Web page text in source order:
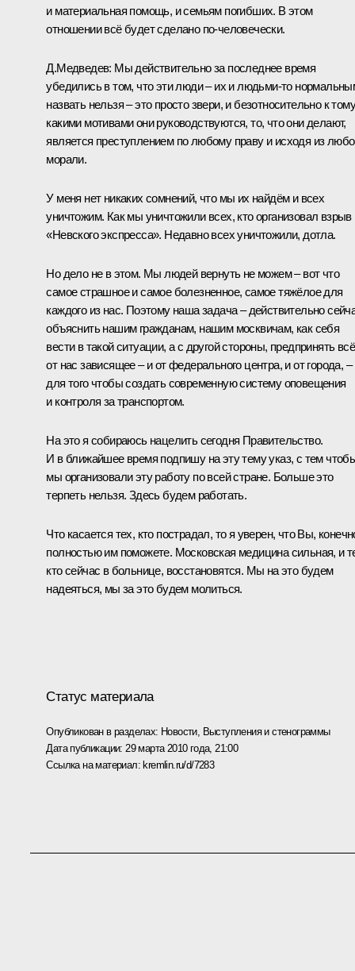
и материальная помощь, и семьям погибших. В этом
отношении всё будет сделано по‑человечески.
Д.Медведев: Мы действительно за последнее время
убедились в том, что эти люди – их и людьми‑то
назвать нельзя – это просто звери, и безотносительно к
какими мотивами они руководствуются, то, что они делают,
является преступлением по любому праву и исходя из
морали.
У меня нет никаких сомнений, что мы их найдём и всех
уничтожим. Как мы уничтожили всех, кто организовал взрыв
«Невского экспресса». Недавно всех уничтожили, дотла.
Но дело не в этом. Мы людей вернуть не можем – вот что
самое страшное и самое болезненное, самое тяжёлое для
каждого из нас. Поэтому наша задача – действительно
объяснить нашим гражданам, нашим москвичам, как себя
вести в такой ситуации, а с другой стороны, предпринять всё
от нас зависящее – и от федерального центра, и от города, –
для того чтобы создать современную систему оповещения
и контроля за транспортом.
На это я собираюсь нацелить сегодня Правительство.
И в ближайшее время подпишу на эту тему указ, с тем
мы организовали эту работу по всей стране. Больше это
терпеть нельзя. Здесь будем работать.
Что касается тех, кто пострадал, то я уверен, что Вы,
полностью им поможете. Московская медицина сильная, и
кто сейчас в больнице, восстановятся. Мы на это будем
надеяться, мы за это будем молиться.
Статус материала
Опубликован в разделах: Новости, Выступления и стенограммы
Дата публикации: 29 марта 2010 года, 21:00
Ссылка на материал: kremlin.ru/d/7283